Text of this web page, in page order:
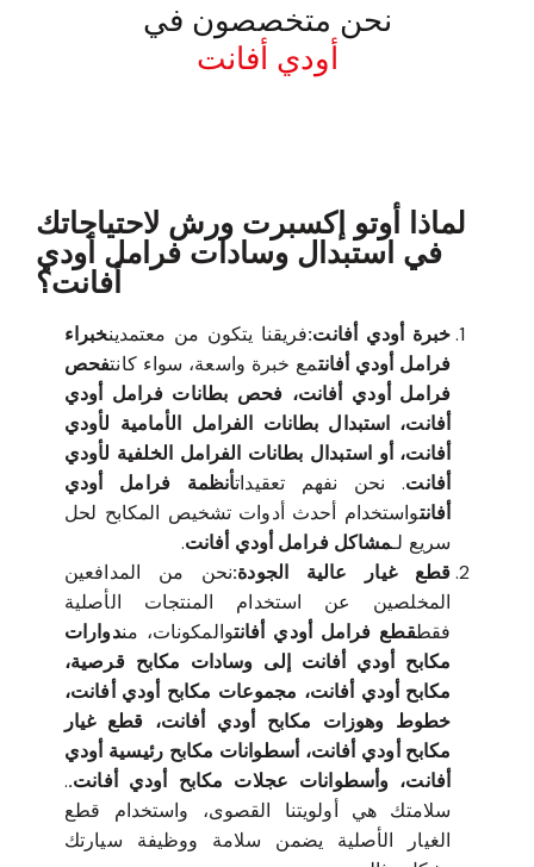
نحن متخصصون في
أودي أفانت
لماذا أوتو إكسبرت ورش لاحتياجاتك
في استبدال وسادات فرامل أودي
أفانت؟
خبرة أودي أفانت:فريقنا يتكون من معتمدينخبراء
فرامل أودي أفانتمع خبرة واسعة، سواء كانتفحص
فرامل أودي أفانت، فحص بطانات فرامل أودي
أفانت، استبدال بطانات الفرامل الأمامية لأودي
أفانت، أو استبدال بطانات الفرامل الخلفية لأودي
أفانت. نحن نفهم تعقيداتأنظمة فرامل أودي
أفانتواستخدام أحدث أدوات تشخيص المكابح لحل
سريع لـمشاكل فرامل أودي أفانت.
قطع غيار عالية الجودة:نحن من المدافعين
المخلصين عن استخدام المنتجات الأصلية
فقطقطع فرامل أودي أفانتوالمكونات، مندوارات
مكابح أودي أفانت إلى وسادات مكابح قرصية،
مكابح أودي أفانت، مجموعات مكابح أودي أفانت،
خطوط وهوزات مكابح أودي أفانت، قطع غيار
مكابح أودي أفانت، أسطوانات مكابح رئيسية أودي
أفانت، وأسطوانات عجلات مكابح أودي أفانت..
سلامتك هي أولويتنا القصوى، واستخدام قطع
الغيار الأصلية يضمن سلامة ووظيفة سيارتك